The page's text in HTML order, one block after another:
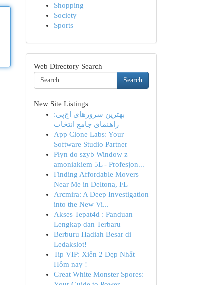
Shopping
Society
Sports
Web Directory Search
Search
New Site Listings
بهترین سرورهای اچ‌پی:
راهنمای جامع انتخاب
App Clone Labs: Your
Software Studio Partner
Płyn do szyb Window z
amoniakiem 5L - Profesjon...
Finding Affordable Movers
Near Me in Deltona, FL
Arcmira: A Deep Investigation
into the New Vi...
Akses Tepat4d : Panduan
Lengkap dan Terbaru
Berburu Hadiah Besar di
Ledakslot!
Tip VIP: Xiên 2 Đẹp Nhất
Hôm nay !
Great White Monster Spores: